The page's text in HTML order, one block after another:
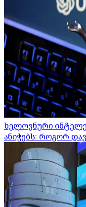
ხელოვნური
ანიჭებს: როგორ